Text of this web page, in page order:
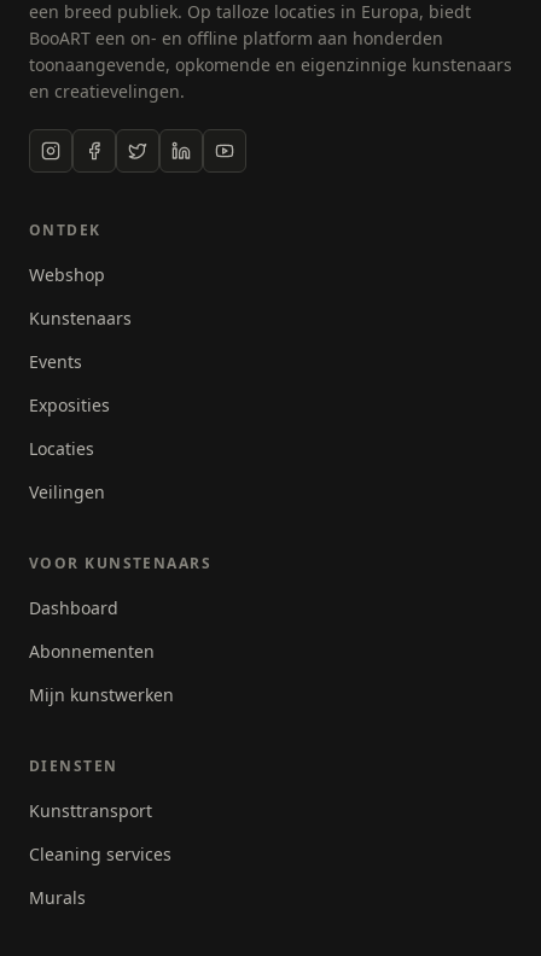
een breed publiek. Op talloze locaties in Europa, biedt
BooART een on- en offline platform aan honderden
toonaangevende, opkomende en eigenzinnige kunstenaars
en creatievelingen.
ONTDEK
Webshop
Kunstenaars
Events
Exposities
Locaties
Veilingen
VOOR KUNSTENAARS
Dashboard
Abonnementen
Mijn kunstwerken
DIENSTEN
Kunsttransport
Cleaning services
Murals